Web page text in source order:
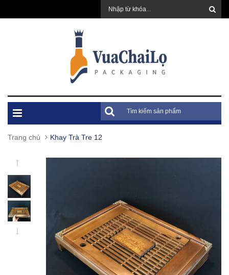
Trang chủ Khay Trà Tre 12